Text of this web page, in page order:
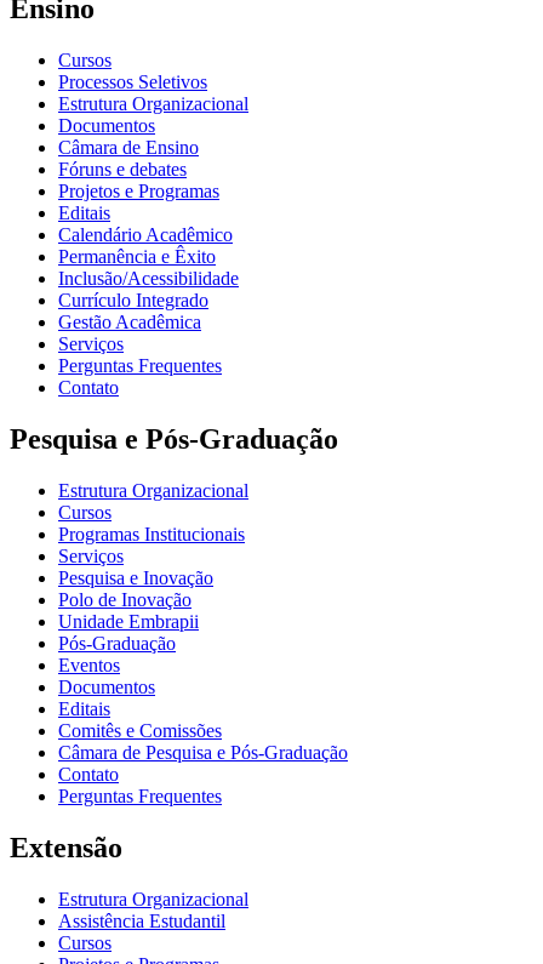
Ensino
Cursos
Processos Seletivos
Estrutura Organizacional
Documentos
Câmara de Ensino
Fóruns e debates
Projetos e Programas
Editais
Calendário Acadêmico
Permanência e Êxito
Inclusão/Acessibilidade
Currículo Integrado
Gestão Acadêmica
Serviços
Perguntas Frequentes
Contato
Pesquisa e Pós-Graduação
Estrutura Organizacional
Cursos
Programas Institucionais
Serviços
Pesquisa e Inovação
Polo de Inovação
Unidade Embrapii
Pós-Graduação
Eventos
Documentos
Editais
Comitês e Comissões
Câmara de Pesquisa e Pós-Graduação
Contato
Perguntas Frequentes
Extensão
Estrutura Organizacional
Assistência Estudantil
Cursos